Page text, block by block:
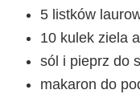
5 listków
10 kulek ziela
sól i pieprz do
makaron do